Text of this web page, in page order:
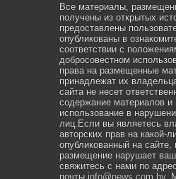
Все материалы,
получены из открытых
предоставлены
опубликованы в
соответствии с
добросовестном
права на размещенные
принадлежат их
сайта не несет
содержание материалов и
использование в
лиц.Если вы являетесь
авторских прав на какой-
опубликованный на сайте,
размещение нарушает
свяжитесь с нами по
почты info@news.com.by.